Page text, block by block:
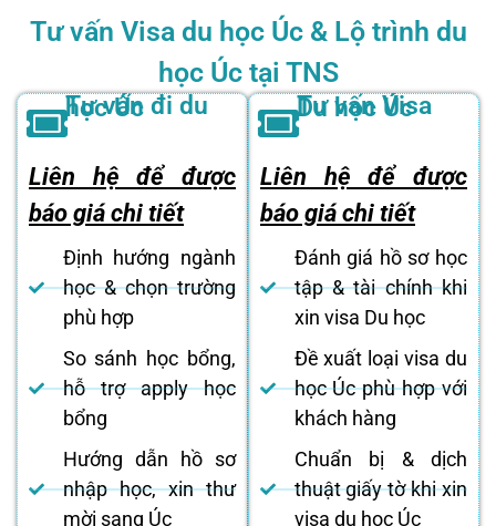
Tư vấn Visa du học Úc & Lộ trình du
học Úc tại TNS
Tư vấn đi du học Úc
Liên hệ để được
báo giá chi tiết
Định hướng ngành
học & chọn trường
phù hợp
So sánh học bổng,
hỗ trợ apply học
bổng
Hướng dẫn hồ sơ
nhập học, xin thư
mời sang Úc
Tư vấn Visa Du học Úc
Liên hệ để được
báo giá chi tiết
Đánh giá hồ sơ học
tập & tài chính khi
xin visa Du học
Đề xuất loại visa du
học Úc phù hợp với
khách hàng
Chuẩn bị & dịch
thuật giấy tờ khi xin
visa du học Úc